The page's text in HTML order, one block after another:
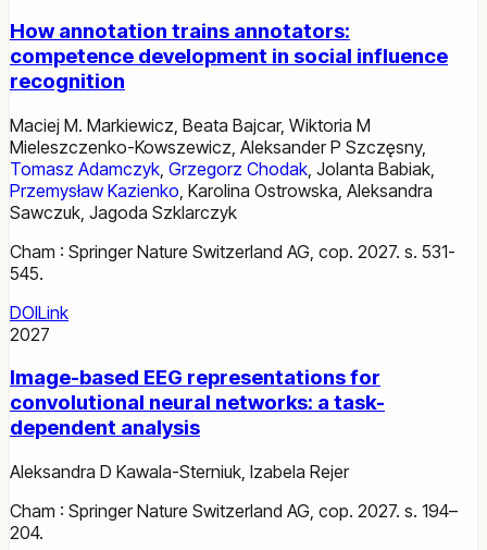
How annotation trains annotators:
competence development in social influence
recognition
Maciej M. Markiewicz Beata Bajcar, Wiktoria M
Mieleszczenko-Kowszewicz Aleksander P Szczęsny,
Tomasz Adamczyk Grzegorz Chodak Jolanta Babiak
Przemysław Kazienko Karolina Ostrowska Aleksandra
Sawczuk Jagoda Szklarczyk
Cham : Springer Nature Switzerland AG, cop. 2027. s. 531-
545.
DOILink
2027
Image-based EEG representations for
convolutional neural networks: a task-
dependent analysis
Aleksandra D Kawala-Sterniuk, Izabela Rejer
Cham : Springer Nature Switzerland AG, cop. 2027. s. 194–
204.